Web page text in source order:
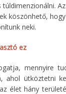
köszönhető,
neki.
ez
mennyire
ahol ütköztetni
élet hány